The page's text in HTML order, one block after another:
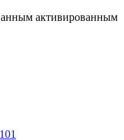
активированным